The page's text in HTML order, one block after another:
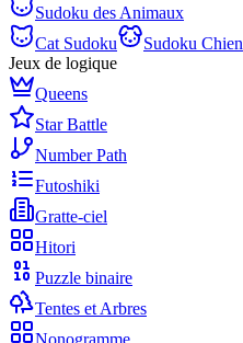
Sudoku des Animaux
Cat Sudoku
Sudoku Chien
Jeux de logique
Queens
Star Battle
Number Path
Futoshiki
Gratte-ciel
Hitori
Puzzle binaire
Tentes et Arbres
Nonogramme